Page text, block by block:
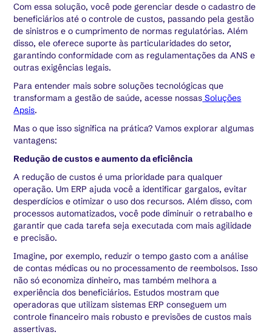
Com essa solução, você pode gerenciar desde o cadastro de
beneficiários até o controle de custos, passando pela gestão
de sinistros e o cumprimento de normas regulatórias. Além
disso, ele oferece suporte às particularidades do setor,
garantindo conformidade com as regulamentações da ANS e
outras exigências legais.
Para entender mais sobre soluções tecnológicas que
transformam a gestão de saúde, acesse nossas Soluções
Apsis.
Mas o que isso significa na prática? Vamos explorar algumas
vantagens:
Redução de custos e aumento da eficiência
A redução de custos é uma prioridade para qualquer
operação. Um ERP ajuda você a identificar gargalos, evitar
desperdícios e otimizar o uso dos recursos. Além disso, com
processos automatizados, você pode diminuir o retrabalho e
garantir que cada tarefa seja executada com mais agilidade
e precisão.
Imagine, por exemplo, reduzir o tempo gasto com a análise
de contas médicas ou no processamento de reembolsos. Isso
não só economiza dinheiro, mas também melhora a
experiência dos beneficiários. Estudos mostram que
operadoras que utilizam sistemas ERP conseguem um
controle financeiro mais robusto e previsões de custos mais
assertivas.